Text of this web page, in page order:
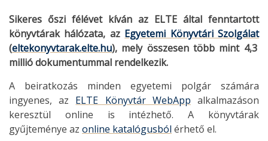
Sikeres őszi félévet kíván az ELTE által fenntartott
könyvtárak hálózata, az Egyetemi Könyvtári Szolgálat
(eltekonyvtarak.elte.hu), mely összesen több mint 4,3
millió dokumentummal rendelkezik.
A beiratkozás minden egyetemi polgár számára
ingyenes, az ELTE Könyvtár WebApp alkalmazáson
keresztül online is intézhető. A könyvtárak
gyűjteménye az online katalógusból érhető el.